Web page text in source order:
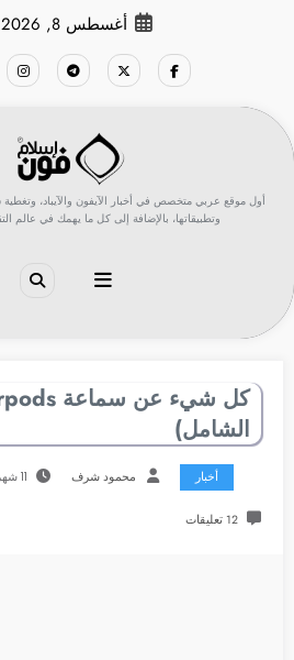
أغسطس 8, 2026
أول موقع عربي متخصص في أخبار الآيفون والآيباد،
وتطبيقاتها، بالإضافة إلى كل ما يهمك في عالم
الشامل)
أخبار محمود شرف 11 شهر منذ النشر
12 تعليقات